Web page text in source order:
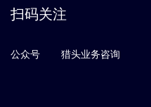
扫码关注
公众号 猎头业务咨询